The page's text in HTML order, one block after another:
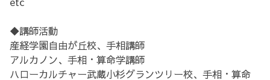
◆講師活動
産経学園自由が丘校、手相講師
アルカノン、手相・算命学講師
ハローカルチャー武蔵小杉グランツリー校、手相・算命